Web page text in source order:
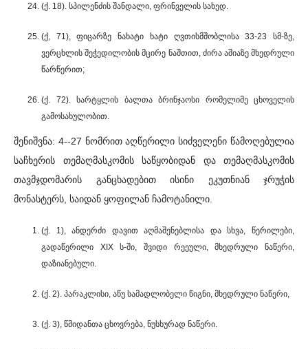
(ქ. 18). სპილენძის შანდალი, ფრინველის სახედ.
(ქ, 71), ფიცარზე ნახატი ხატი ღვთისმშობლისა 33-23 სმ-ზე,
ვერცხლის შეჭედილობის მცირე ნაშთით, ძირა აშიაზე მხედრული
წარწერით;
(ქ. 72). სარტყლის ბალთა ბრინჯაოსი რომელიმე ცხოველის
გამოსახულობით.
შენიშვნა: 4--27 ნომრით აღწერილი სიძველენი წამოღებულია
საჩხერის თემაღმასკომის საწყობიდან და თემაღმასკომის
თავმჯდომარის განცხადებით ისინი ეკუთნიან ჯრუჭის
მონასტერს, საიდან ყოფილან ჩამოტანილი.
(ქ. 1), ანდერძი დავით აღმაშენებლისა და სხვა, წერილები,
გადაწერილი XIX ს-ში, შვიდი რეეული, მხედრული ნაწერი,
დაზიანებული.
(ქ. 2). პარაკლისი, აწუ სამადლობელი წიგნი, მხედრული ნაწერი,
(ქ. 3), წმიდანთა ცხოვრება, ნუსხურად ნაწერი.